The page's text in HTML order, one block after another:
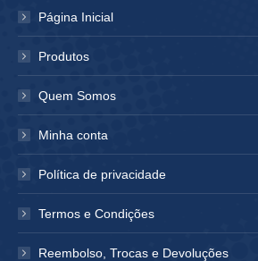
em
janelajanela
Página Inicial
Produtos
Quem Somos
Minha conta
Política de privacidade
Termos e Condições
Reembolso, Trocas e Devoluções